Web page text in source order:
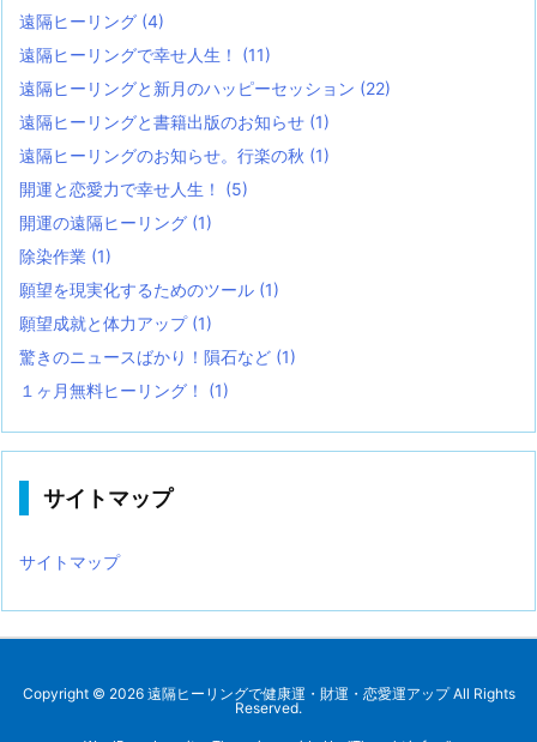
遠隔ヒーリング (4)
遠隔ヒーリングで幸せ人生！ (11)
遠隔ヒーリングと新月のハッピーセッション (22)
遠隔ヒーリングと書籍出版のお知らせ (1)
遠隔ヒーリングのお知らせ。行楽の秋 (1)
開運と恋愛力で幸せ人生！ (5)
開運の遠隔ヒーリング (1)
除染作業 (1)
願望を現実化するためのツール (1)
願望成就と体力アップ (1)
驚きのニュースばかり！隕石など (1)
１ヶ月無料ヒーリング！ (1)
サイトマップ
サイトマップ
Copyright © 2026 遠隔ヒーリングで健康運・財運・恋愛運アップAll Rights
Reserved.